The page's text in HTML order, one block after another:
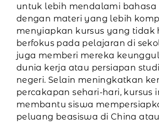
untuk lebih mendalami
dengan materi yang lebih
menyiapkan kursus yang tidak
berfokus pada pelajaran di
juga memberi mereka
dunia kerja atau persiapan
negeri. Selain meningkatkan
percakapan sehari-hari, kursus
membantu siswa
peluang beasiswa di China